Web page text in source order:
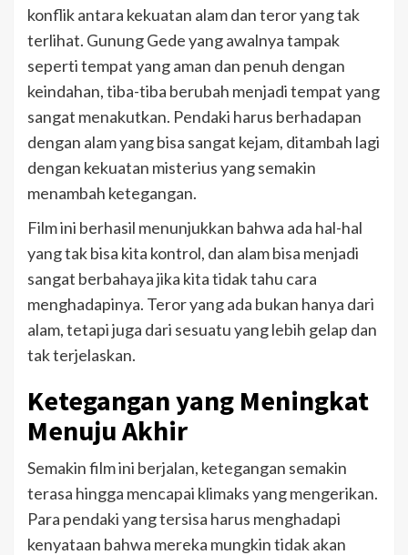
konflik antara kekuatan alam dan teror yang tak
terlihat. Gunung Gede yang awalnya tampak
seperti tempat yang aman dan penuh dengan
keindahan, tiba-tiba berubah menjadi tempat yang
sangat menakutkan. Pendaki harus berhadapan
dengan alam yang bisa sangat kejam, ditambah lagi
dengan kekuatan misterius yang semakin
menambah ketegangan.
Film ini berhasil menunjukkan bahwa ada hal-hal
yang tak bisa kita kontrol, dan alam bisa menjadi
sangat berbahaya jika kita tidak tahu cara
menghadapinya. Teror yang ada bukan hanya dari
alam, tetapi juga dari sesuatu yang lebih gelap dan
tak terjelaskan.
Ketegangan yang Meningkat
Menuju Akhir
Semakin film ini berjalan, ketegangan semakin
terasa hingga mencapai klimaks yang mengerikan.
Para pendaki yang tersisa harus menghadapi
kenyataan bahwa mereka mungkin tidak akan